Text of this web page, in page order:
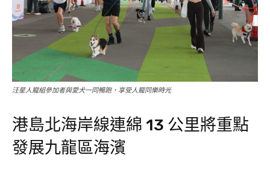
汪星人寵組參加者與愛犬一同暢跑，享受人寵同樂時光
港島北海岸線連綿 13 公里將重點
發展九龍區海濱